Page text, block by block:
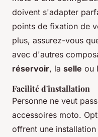
doivent s'adapter
points de fixation de
plus, assurez-vous
avec d'autres
réservoir, la selle ou
Facilité d'installation
Personne ne veut
accessoires moto.
offrent une